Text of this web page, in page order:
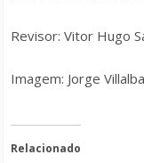
Revisor: Vitor Hugo
Imagem: Jorge Villalba
Relacionado